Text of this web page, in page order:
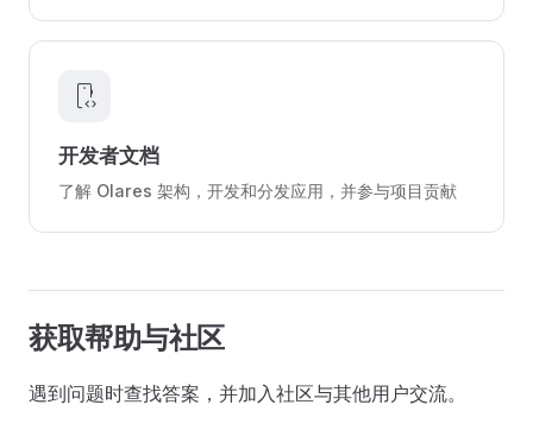
developer_mode
开发者文档
了解 Olares 架构，开发和分发应用，并参与项目贡献
获取帮助与社区
遇到问题时查找答案，并加入社区与其他用户交流。